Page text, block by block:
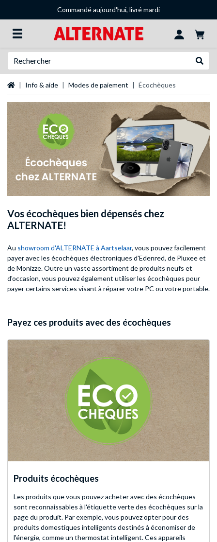
Commandé aujourd'hui, livré mardi
Page d'accueil
Info & aide Modes de paiement Écochèques
Vos écochèques bien dépensés chez
ALTERNATE!
Au showroom d'ALTERNATE à Aartselaar, vous pouvez facilement
payer avec les écochèques électroniques d'Edenred, de Pluxee et
de Monizze. Outre un vaste assortiment de produits neufs et
d'occasion, vous pouvez également utiliser les écochèques pour
payer certains services visant à réparer votre PC ou votre portable.
Payez ces produits avec des écochèques
Produits écochèques
Les produits que vous pouvez acheter avec des écochèques
sont reconnaissables à l'étiquette verte des écochèques sur la
page du produit. Par exemple, vous pouvez opter pour des
produits domestiques intelligents destinés à économiser de
l'énergie, comme un thermostat intelligent. Ces appareils